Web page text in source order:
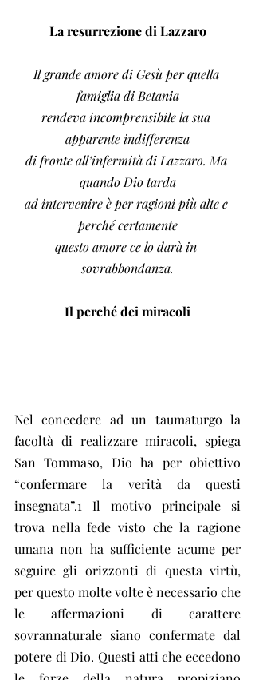
La resurrezione di Lazzaro
Il grande amore di Gesù per quella
famiglia di Betania
rendeva incomprensibile la sua
apparente indifferenza
di fronte all’infermità di Lazzaro. Ma
quando Dio tarda
ad intervenire è per ragioni più alte e
perché certamente
questo amore ce lo darà in
sovrabbondanza.
Il perché dei miracoli
Nel concedere ad un taumaturgo la
facoltà di realizzare miracoli, spiega
San Tommaso, Dio ha per obiettivo
“confermare la verità da questi
insegnata”.1 Il motivo principale si
trova nella fede visto che la ragione
umana non ha sufficiente acume per
seguire gli orizzonti di questa virtù,
per questo molte volte è necessario che
le affermazioni di carattere
sovrannaturale siano confermate dal
potere di Dio. Questi atti che eccedono